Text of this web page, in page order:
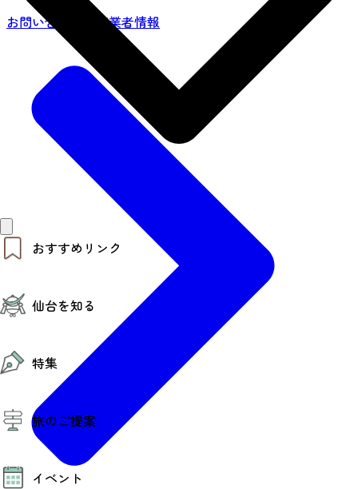
おすすめリンク
モデルコース
お得なチケット
仙台を知る
仙台の魅力
エリアガイド
復興に向けて
仙台観光PR動画ライブラリー
仙台から行く東北周遊旅
伝統的工芸品
特集
特集
夜時間トピックス
旅のご提案
モデルコース
AIおまかせコース
イベント
お問い合わせ・事業者情報